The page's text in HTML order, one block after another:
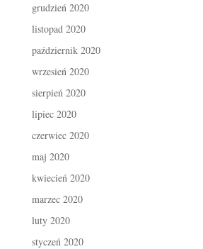
grudzień 2020
listopad 2020
październik 2020
wrzesień 2020
sierpień 2020
lipiec 2020
czerwiec 2020
maj 2020
kwiecień 2020
marzec 2020
luty 2020
styczeń 2020